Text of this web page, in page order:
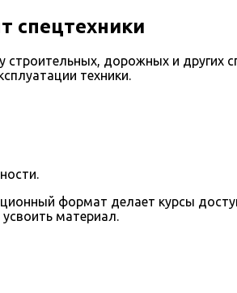
спецтехники
строительных, дорожных и других
техники.
формат делает курсы
материал.